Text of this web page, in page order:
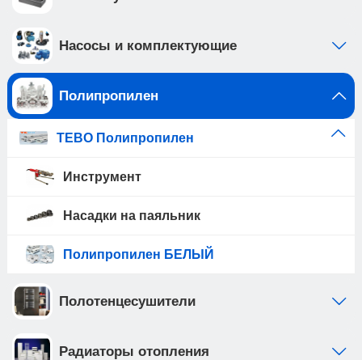
Насосы и комплектующие
Полипропилен
TEBO Полипропилен
Инструмент
Насадки на паяльник
Полипропилен БЕЛЫЙ
Полотенцесушители
Радиаторы отопления